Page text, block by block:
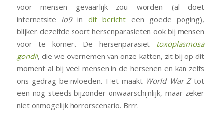
voor mensen gevaarlijk zou worden (al doet
internetsite io9in dit bericht een goede poging),
blijken dezelfde soort hersenparasieten ook bij mensen
voor te komen. De hersenparasiet
toxoplasmosa
gondii, die we overnemen van onze katten, zit bij op dit
moment al bij veel mensen in de hersenen en kan zelfs
ons gedrag beïnvloeden. Het maakt World War Ztot
een nog steeds bijzonder onwaarschijnlijk, maar zeker
niet onmogelijk horrorscenario. Brrr.